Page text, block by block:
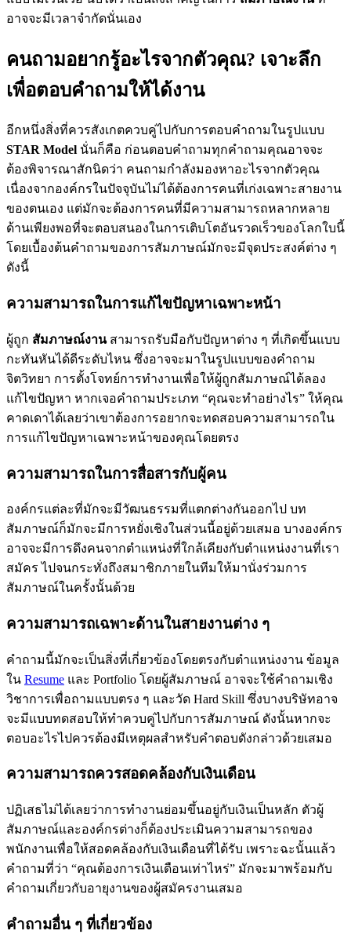
อาจจะมีเวลาจำกัดนั่นเอง
คนถามอยากรู้อะไรจากตัวคุณ? เจาะลึก
เพื่อตอบคำถามให้ได้งาน
อีกหนึ่งสิ่งที่ควรสังเกตควบคู่ไปกับการตอบคำถามในรูปแบบ
STAR Model นั่นก็คือ ก่อนตอบคำถามทุกคำถามคุณอาจจะ
ต้องพิจารณาสักนิดว่า คนถามกำลังมองหาอะไรจากตัวคุณ
เนื่องจากองค์กรในปัจจุบันไม่ได้ต้องการคนที่เก่งเฉพาะสายงาน
ของตนเอง แต่มักจะต้องการคนที่มีความสามารถหลากหลาย
ด้านเพียงพอที่จะตอบสนองในการเติบโตอันรวดเร็วของโลกใบนี้
โดยเบื้องต้นคำถามของการสัมภาษณ์มักจะมีจุดประสงค์ต่าง ๆ
ดังนี้
ความสามารถในการแก้ไขปัญหาเฉพาะหน้า
ผู้ถูก สัมภาษณ์งานสามารถรับมือกับปัญหาต่าง ๆ ที่เกิดขึ้นแบบ
กะทันหันได้ดีระดับไหน ซึ่งอาจจะมาในรูปแบบของคำถาม
จิตวิทยา การตั้งโจทย์การทำงานเพื่อให้ผู้ถูกสัมภาษณ์ได้ลอง
แก้ไขปัญหา หากเจอคำถามประเภท “คุณจะทำอย่างไร” ให้คุณ
คาดเดาได้เลยว่าเขาต้องการอยากจะทดสอบความสามารถใน
การแก้ไขปัญหาเฉพาะหน้าของคุณโดยตรง
ความสามารถในการสื่อสารกับผู้คน
องค์กรแต่ละที่มักจะมีวัฒนธรรมที่แตกต่างกันออกไป บท
สัมภาษณ์ก็มักจะมีการหยั่งเชิงในส่วนนี้อยู่ด้วยเสมอ บางองค์กร
อาจจะมีการดึงคนจากตำแหน่งที่ใกล้เคียงกับตำแหน่งงานที่เรา
สมัคร ไปจนกระทั่งถึงสมาชิกภายในทีมให้มานั่งร่วมการ
สัมภาษณ์ในครั้งนั้นด้วย
ความสามารถเฉพาะด้านในสายงานต่าง ๆ
คำถามนี้มักจะเป็นสิ่งที่เกี่ยวข้องโดยตรงกับตำแหน่งงาน ข้อมูล
ใน Resume และ Portfolio โดยผู้สัมภาษณ์ อาจจะใช้คำถามเชิง
วิชาการเพื่อถามแบบตรง ๆ และวัด Hard Skill ซึ่งบางบริษัทอาจ
จะมีแบบทดสอบให้ทำควบคู่ไปกับการสัมภาษณ์ ดังนั้นหากจะ
ตอบอะไรไปควรต้องมีเหตุผลสำหรับคำตอบดังกล่าวด้วยเสมอ
ความสามารถควรสอดคล้องกับเงินเดือน
ปฏิเสธไม่ได้เลยว่าการทำงานย่อมขึ้นอยู่กับเงินเป็นหลัก ตัวผู้
สัมภาษณ์และองค์กรต่างก็ต้องประเมินความสามารถของ
พนักงานเพื่อให้สอดคล้องกับเงินเดือนที่ได้รับ เพราะฉะนั้นแล้ว
คำถามที่ว่า “คุณต้องการเงินเดือนเท่าไหร่” มักจะมาพร้อมกับ
คำถามเกี่ยวกับอายุงานของผู้สมัครงานเสมอ
คำถามอื่น ๆ ที่เกี่ยวข้อง